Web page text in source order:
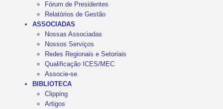
Fórum de Presidentes
Relatórios de Gestão
ASSOCIADAS
Nossas Associadas
Nossos Serviços
Redes Regionais e Setoriais
Qualificação ICES/MEC
Associe-se
BIBLIOTECA
Clipping
Artigos